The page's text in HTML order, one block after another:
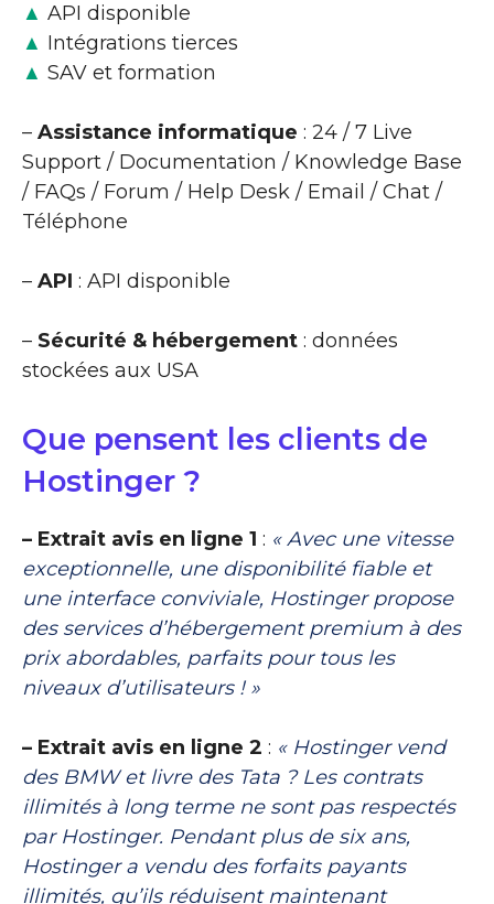
▲ API disponible
▲ Intégrations tierces
▲ SAV et formation
– Assistance informatique : 24 / 7 Live
Support / Documentation / Knowledge Base
/ FAQs / Forum / Help Desk / Email / Chat /
Téléphone
– API : API disponible
– Sécurité & hébergement : données
stockées aux USA
Que pensent les clients de
Hostinger ?
– Extrait avis en ligne 1 : « Avec une vitesse
exceptionnelle, une disponibilité fiable et
une interface conviviale, Hostinger propose
des services d’hébergement premium à des
prix abordables, parfaits pour tous les
niveaux d’utilisateurs ! »
– Extrait avis en ligne 2 : « Hostinger vend
des BMW et livre des Tata ? Les contrats
illimités à long terme ne sont pas respectés
par Hostinger. Pendant plus de six ans,
Hostinger a vendu des forfaits payants
illimités, qu’ils réduisent maintenant